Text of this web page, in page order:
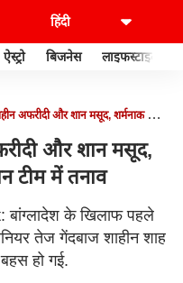
ऐस्ट्रो बिजनेस लाइफस्टाइल
अफरीदी और शान मसूद, शर्मनाक हार
और शान मसूद,
टीम में तनाव
के खिलाफ पहले
तेज गेंदबाज शाहीन शाह
हो गई.